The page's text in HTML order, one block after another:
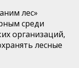
лес»
среди
организаций,
лесные